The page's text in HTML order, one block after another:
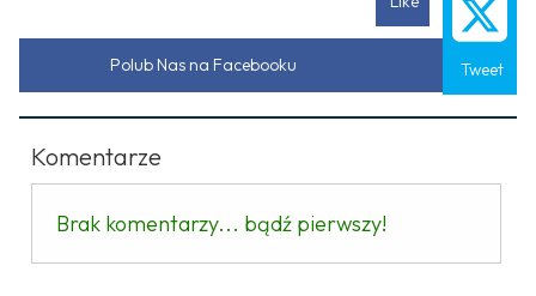
Tweet
Polub Nas na Facebooku
Komentarze
Brak komentarzy... bądź pierwszy!